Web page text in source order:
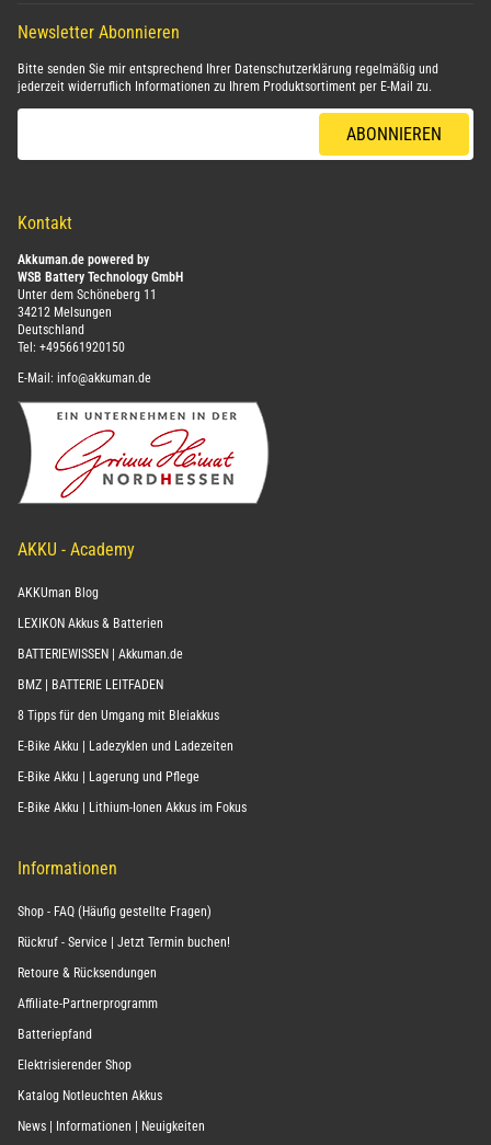
Newsletter Abonnieren
Bitte senden Sie mir entsprechend Ihrer Datenschutzerklärung regelmäßig und
jederzeit widerruflich Informationen zu Ihrem Produktsortiment per E-Mail zu.
ABONNIEREN
Kontakt
Akkuman.de powered by
WSB Battery Technology GmbH
Unter dem Schöneberg 11
34212 Melsungen
Deutschland
Tel: +495661920150
E-Mail: info@akkuman.de
AKKU - Academy
AKKUman Blog
LEXIKON Akkus & Batterien
BATTERIEWISSEN | Akkuman.de
BMZ | BATTERIE LEITFADEN
8 Tipps für den Umgang mit Bleiakkus
E-Bike Akku | Ladezyklen und Ladezeiten
E-Bike Akku | Lagerung und Pflege
E-Bike Akku | Lithium-Ionen Akkus im Fokus
Informationen
Shop - FAQ (Häufig gestellte Fragen)
Rückruf - Service | Jetzt Termin buchen!
Retoure & Rücksendungen
Affiliate-Partnerprogramm
Batteriepfand
Elektrisierender Shop
Katalog Notleuchten Akkus
News | Informationen | Neuigkeiten